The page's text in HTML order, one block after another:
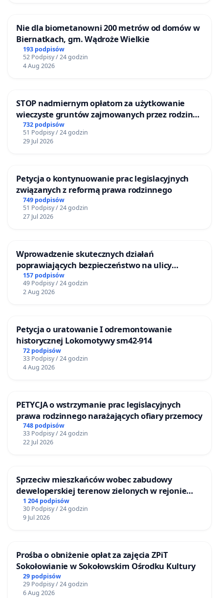
Nie dla biometanowni 200 metrów od domów w
Biernatkach, gm. Wądroże Wielkie
193 podpisów
52 Podpisy / 24 godzin
4 Aug 2026
STOP nadmiernym opłatom za użytkowanie
wieczyste gruntów zajmowanych przez rodzinne
ogrody działkowe.
732 podpisów
51 Podpisy / 24 godzin
29 Jul 2026
Petycja o kontynuowanie prac legislacyjnych
związanych z reformą prawa rodzinnego
749 podpisów
51 Podpisy / 24 godzin
27 Jul 2026
Wprowadzenie skutecznych działań
poprawiających bezpieczeństwo na ulicy
Żeromskiego w Otwocku
157 podpisów
49 Podpisy / 24 godzin
2 Aug 2026
Petycja o uratowanie I odremontowanie
historycznej Lokomotywy sm42-914
72 podpisów
33 Podpisy / 24 godzin
4 Aug 2026
PETYCJA o wstrzymanie prac legislacyjnych
prawa rodzinnego narażających ofiary przemocy
748 podpisów
33 Podpisy / 24 godzin
22 Jul 2026
Sprzeciw mieszkańców wobec zabudowy
deweloperskiej terenow zielonych w rejonie
Bulwarów Straceńskich w Bielsku-Białej
1 204 podpisów
30 Podpisy / 24 godzin
9 Jul 2026
Prośba o obniżenie opłat za zajęcia ZPiT
Sokołowianie w Sokołowskim Ośrodku Kultury
29 podpisów
29 Podpisy / 24 godzin
6 Aug 2026